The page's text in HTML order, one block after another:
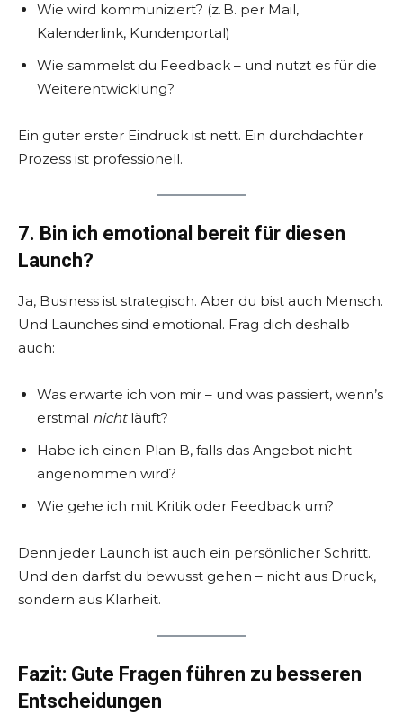
Wie wird kommuniziert? (z. B. per Mail,
Kalenderlink, Kundenportal)
Wie sammelst du Feedback – und nutzt es für die
Weiterentwicklung?
Ein guter erster Eindruck ist nett. Ein durchdachter
Prozess ist professionell.
7. Bin ich emotional bereit für diesen
Launch?
Ja, Business ist strategisch. Aber du bist auch Mensch.
Und Launches sind emotional. Frag dich deshalb
auch:
Was erwarte ich von mir – und was passiert, wenn’s
erstmal nichtläuft?
Habe ich einen Plan B, falls das Angebot nicht
angenommen wird?
Wie gehe ich mit Kritik oder Feedback um?
Denn jeder Launch ist auch ein persönlicher Schritt.
Und den darfst du bewusst gehen – nicht aus Druck,
sondern aus Klarheit.
Fazit: Gute Fragen führen zu besseren
Entscheidungen